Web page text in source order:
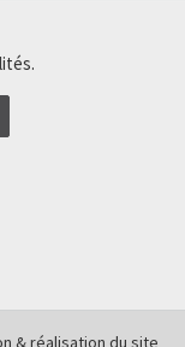
& réalisation du site